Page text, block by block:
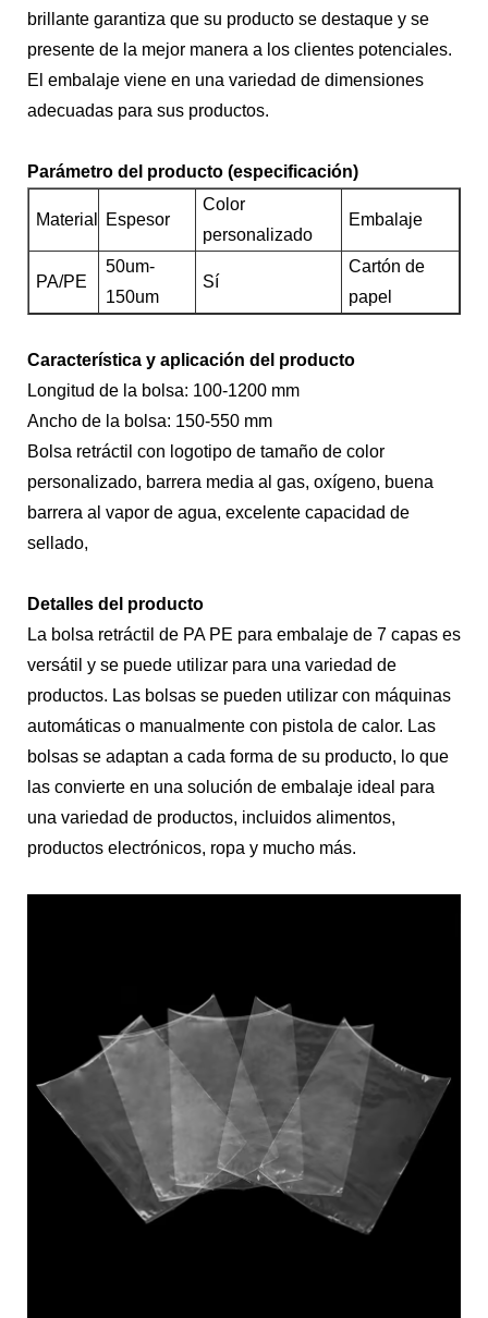
brillante garantiza que su producto se destaque y se
presente de la mejor manera a los clientes potenciales.
El embalaje viene en una variedad de dimensiones
adecuadas para sus productos.
Parámetro del producto (especificación)
Material Espesor
Color
personalizado
Embalaje
PA/PE
50um-
150um
Sí
Cartón de
papel
Característica y aplicación del producto
Longitud de la bolsa: 100-1200 mm
Ancho de la bolsa: 150-550 mm
Bolsa retráctil con logotipo de tamaño de color
personalizado, barrera media al gas, oxígeno, buena
barrera al vapor de agua, excelente capacidad de
sellado,
Detalles del producto
La bolsa retráctil de PA PE para embalaje de 7 capas es
versátil y se puede utilizar para una variedad de
productos. Las bolsas se pueden utilizar con máquinas
automáticas o manualmente con pistola de calor. Las
bolsas se adaptan a cada forma de su producto, lo que
las convierte en una solución de embalaje ideal para
una variedad de productos, incluidos alimentos,
productos electrónicos, ropa y mucho más.